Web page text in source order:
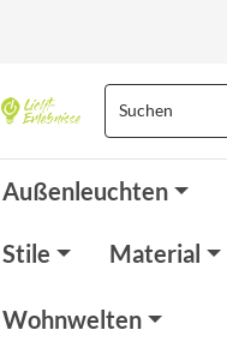
Außenleuchten
Stile Material
Wohnwelten